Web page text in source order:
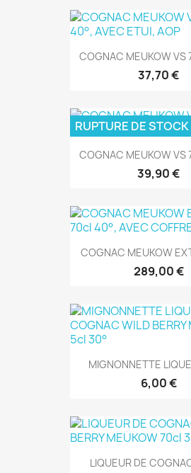
COGNAC MEUKOW VS
37,70 €
COGNAC MEUKOW VS
39,90 €
RUPTURE DE STOCK
COGNAC MEUKOW
289,00 €
MIGNONNETTE
6,00 €
LIQUEUR DE